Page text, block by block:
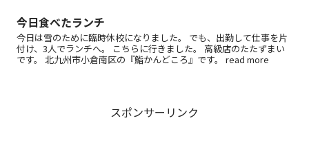
今日食べたランチ
今日は雪のために臨時休校になりました。 でも、出勤して仕事を片
付け、3人でランチへ。 こちらに行きました。 高級店のたたずまい
です。 北九州市小倉南区の『鮨かんどころ』です。 read more
スポンサーリンク